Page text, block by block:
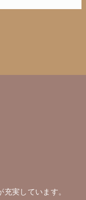
実しています。